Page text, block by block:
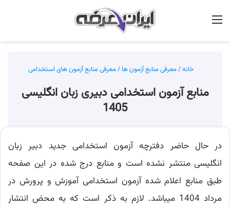
خانه/معرفی منابع آزمون ها /معرفی منابع آزمون های استخدامی
منابع آزمون استخدامی دبیری زبان انگلیسی
1405
در حال حاضر دفترچه آزمون استخدامی جدید دبیر زبان
انگلیسی منتشر نشده است و منابع درج شده در این صفحه
طبق منابع اعلام شده آزمون استخدامی آموزش و پرورش در
مرداد 1404 میباشد. لازم به ذکر است که به محض انتشار